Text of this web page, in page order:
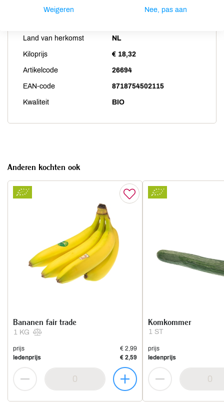
Productspecificaties
Land van herkomst NL
Kiloprijs € 18,32
Artikelcode 26694
EAN-code 8718754502115
Kwaliteit BIO
Anderen kochten ook
1 KG
Bananen fair trade
prijs
€ 2,99
ledenprijs
€ 2,59
1 ST
Komkommer
prijs
ledenprijs
Weigeren Nee, pas aan